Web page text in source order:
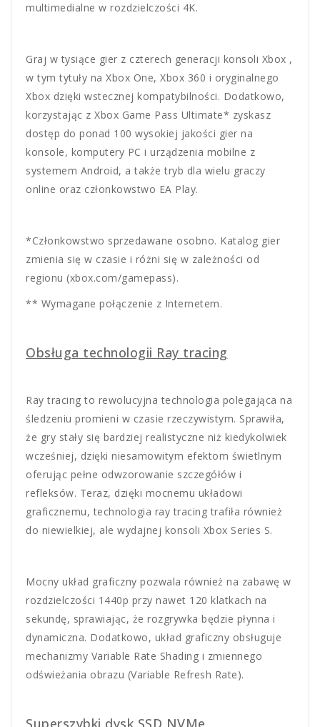
multimedialne w rozdzielczości 4K.
Graj w tysiące gier z czterech generacji konsoli Xbox ,
w tym tytuły na Xbox One, Xbox 360 i oryginalnego
Xbox dzięki wstecznej kompatybilności. Dodatkowo,
korzystając z Xbox Game Pass Ultimate* zyskasz
dostęp do ponad 100 wysokiej jakości gier na
konsole, komputery PC i urządzenia mobilne z
systemem Android, a także tryb dla wielu graczy
online oraz członkowstwo EA Play.
*Członkowstwo sprzedawane osobno. Katalog gier
zmienia się w czasie i różni się w zależności od
regionu (xbox.com/gamepass).
** Wymagane połączenie z Internetem.
Obsługa technologii Ray tracing
Ray tracing to rewolucyjna technologia polegająca na
śledzeniu promieni w czasie rzeczywistym. Sprawiła,
że gry stały się bardziej realistyczne niż kiedykolwiek
wcześniej, dzięki niesamowitym efektom świetlnym
oferując pełne odwzorowanie szczegółów i
refleksów. Teraz, dzięki mocnemu układowi
graficznemu, technologia ray tracing trafiła również
do niewielkiej, ale wydajnej konsoli Xbox Series S.
Mocny układ graficzny pozwala również na zabawę w
rozdzielczości 1440p przy nawet 120 klatkach na
sekundę, sprawiając, że rozgrywka będzie płynna i
dynamiczna. Dodatkowo, układ graficzny obsługuje
mechanizmy Variable Rate Shading i zmiennego
odświeżania obrazu (Variable Refresh Rate).